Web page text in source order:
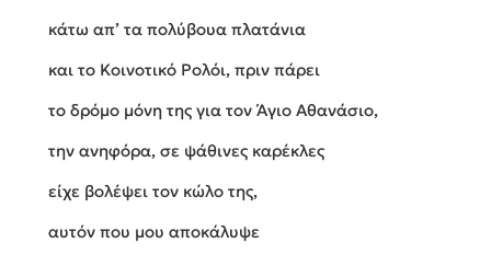
κάτω απ’ τα πολύβουα πλατάνια
και το Κοινοτικό Ρολόι, πριν πάρει
το δρόμο μόνη της για τον Άγιο Αθανάσιο,
την ανηφόρα, σε ψάθινες καρέκλες
είχε βολέψει τον κώλο της,
αυτόν που μου αποκάλυψε